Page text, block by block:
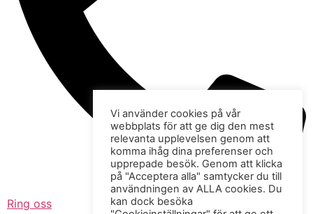
Ring oss
Vi använder cookies på vår
webbplats för att ge dig den mest
relevanta upplevelsen genom att
komma ihåg dina preferenser och
upprepade besök. Genom att klicka
på "Acceptera alla" samtycker du till
användningen av ALLA cookies. Du
kan dock besöka